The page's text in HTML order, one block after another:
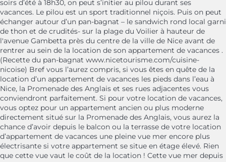
soirs d’été à 18h30, on peut s’initier au pilou durant ses
vacances. Le pilou est un sport traditionnel niçois. Puis on peut
échanger autour d’un pan-bagnat – le sandwich rond local garni
de thon et de crudités- sur la plage du Voilier à hauteur de
l'avenue Gambetta près du centre de la ville de Nice avant de
rentrer au sein de la location de son appartement de vacances .
(Recette du pan-bagnat www.nicetourisme.com/cuisine-
nicoise) Bref vous l’aurez compris, si vous êtes en quête de la
location d’un appartement de vacances les pieds dans l’eau à
Nice, la Promenade des Anglais et ses rues adjacentes vous
conviendront parfaitement. Si pour votre location de vacances,
vous optez pour un appartement ancien ou plus moderne
directement situé sur la Promenade des Anglais, vous aurez la
chance d’avoir depuis le balcon ou la terrasse de votre location
d’appartement de vacances une pleine vue mer encore plus
électrisante si votre appartement se situe en étage élevé. Rien
que cette vue vaut le coût de la location ! Cette vue mer depuis